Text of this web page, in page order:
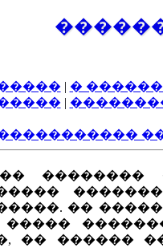
| �
|
��������
��
�����
�� ������